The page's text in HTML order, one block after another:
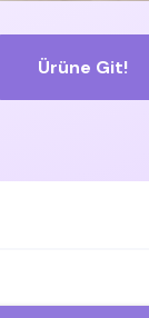
Ürüne Git!